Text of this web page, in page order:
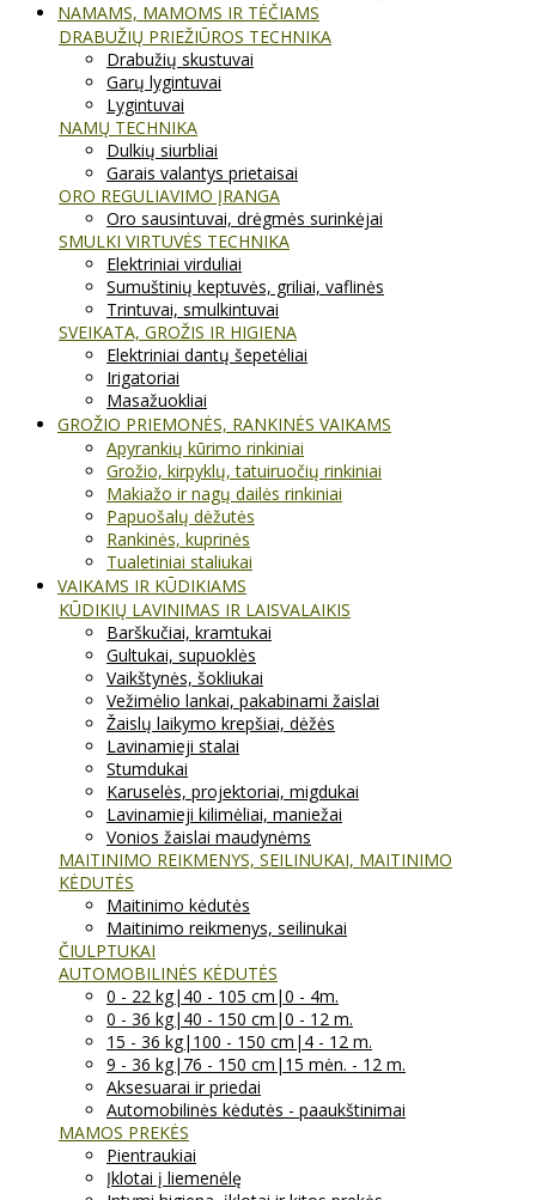
NAMAMS, MAMOMS IR TĖČIAMS
DRABUŽIŲ PRIEŽIŪROS TECHNIKA
Drabužių skustuvai
Garų lygintuvai
Lygintuvai
NAMŲ TECHNIKA
Dulkių siurbliai
Garais valantys prietaisai
ORO REGULIAVIMO ĮRANGA
Oro sausintuvai, drėgmės surinkėjai
SMULKI VIRTUVĖS TECHNIKA
Elektriniai virduliai
Sumuštinių keptuvės, griliai, vaflinės
Trintuvai, smulkintuvai
SVEIKATA, GROŽIS IR HIGIENA
Elektriniai dantų šepetėliai
Irigatoriai
Masažuokliai
GROŽIO PRIEMONĖS, RANKINĖS VAIKAMS
Apyrankių kūrimo rinkiniai
Grožio, kirpyklų, tatuiruočių rinkiniai
Makiažo ir nagų dailės rinkiniai
Papuošalų dėžutės
Rankinės, kuprinės
Tualetiniai staliukai
VAIKAMS IR KŪDIKIAMS
KŪDIKIŲ LAVINIMAS IR LAISVALAIKIS
Barškučiai, kramtukai
Gultukai, supuoklės
Vaikštynės, šokliukai
Vežimėlio lankai, pakabinami žaislai
Žaislų laikymo krepšiai, dėžės
Lavinamieji stalai
Stumdukai
Karuselės, projektoriai, migdukai
Lavinamieji kilimėliai, maniežai
Vonios žaislai maudynėms
MAITINIMO REIKMENYS, SEILINUKAI, MAITINIMO
KĖDUTĖS
Maitinimo kėdutės
Maitinimo reikmenys, seilinukai
ČIULPTUKAI
AUTOMOBILINĖS KĖDUTĖS
0 - 22 kg|40 - 105 cm|0 - 4m.
0 - 36 kg|40 - 150 cm|0 - 12 m.
15 - 36 kg|100 - 150 cm|4 - 12 m.
9 - 36 kg|76 - 150 cm|15 mėn. - 12 m.
Aksesuarai ir priedai
Automobilinės kėdutės - paaukštinimai
MAMOS PREKĖS
Pientraukiai
Įklotai į liemenėlę